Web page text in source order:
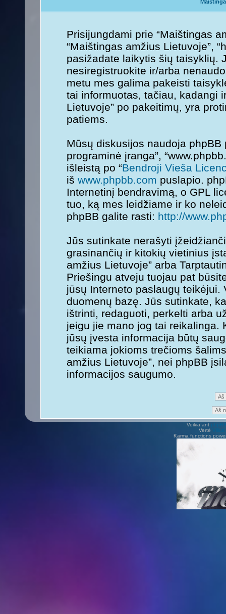
Prisijungdami prie “Maištingas
“Maištingas amžius Lietuvoje”,
pasižadate laikytis šių taisyklių.
nesiregistruokite ir/arba
metu mes galima pakeisti
tai informuotas, tačiau, kadangi
Lietuvoje” po pakeitimų, yra
patiems.
Mūsų diskusijos naudoja phpBB
programinė įranga”,
išleistą po “Bendroji Vieša
iš www.phpbb.com puslapio.
Internetinį bendravimą, o GPL
tuo, ką mes leidžiame ir ko
phpBB galite rasti: http://
Jūs sutinkate nerašyti
grasinančių ir kitokių vietinius
amžius Lietuvoje” arba
Priešingu atveju tuojau pat
jūsų Interneto paslaugų
duomenų bazę. Jūs sutinkate,
ištrinti, redaguoti, perkelti arba
jeigu jie mano jog tai reikalinga.
jūsų įvesta informacija būtų
teikiama jokioms trečioms
amžius Lietuvoje”, nei phpBB
informacijos saugumo.
Veikia ant
Vertė Vilius
Karma functions